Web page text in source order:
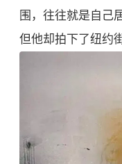
围，往往就是自己
但他却拍下了纽约